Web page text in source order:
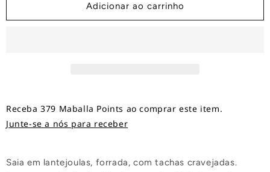
Adicionar ao carrinho
Receba 379 Maballa Points ao comprar este item.
Junte-se a nós para receber
Saia em lantejoulas, forrada, com tachas cravejadas.